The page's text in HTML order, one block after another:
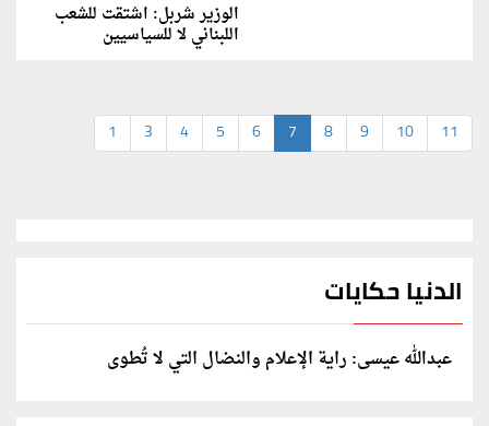
الوزير شربل: اشتقت للشعب
اللبناني لا للسياسيين
1 3 4 5 6 7 8 9 10 11
الدنيا حكايات
عبدالله عيسى: راية الإعلام والنضال التي لا تُطوى